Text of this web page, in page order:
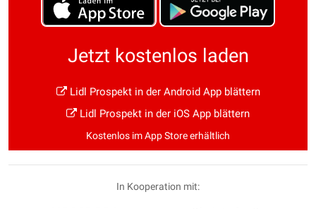
Jetzt kostenlos laden
Lidl Prospekt in der Android App blättern
Lidl Prospekt in der iOS App blättern
Kostenlos im App Store erhältlich
In Kooperation mit: